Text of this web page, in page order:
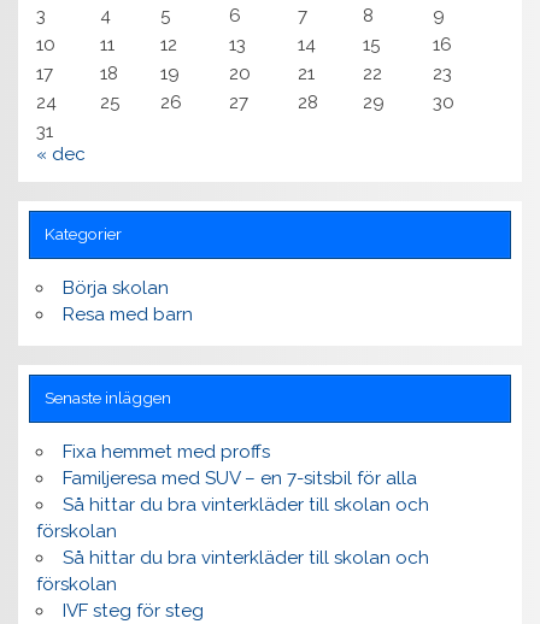
3
4 5 6 7 8
9
10
11 12 13 14 15
16
17
18 19 20 21 22
23
24
25 26 27 28 29
30
31
« dec
Kategorier
Börja skolan
Resa med barn
Senaste inläggen
Fixa hemmet med proffs
Familjeresa med SUV – en 7-sitsbil för alla
Så hittar du bra vinterkläder till skolan och
förskolan
Så hittar du bra vinterkläder till skolan och
förskolan
IVF steg för steg